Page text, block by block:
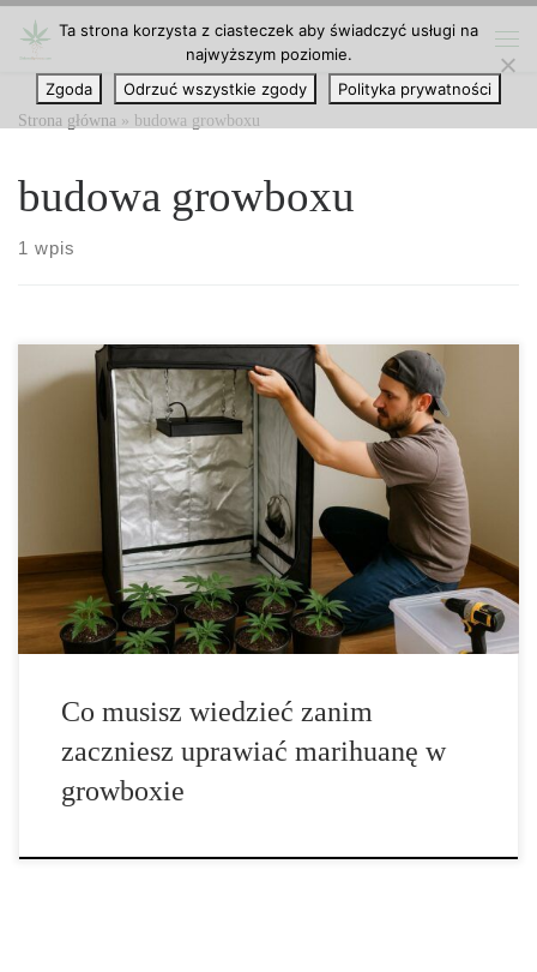
Przejdź do treści
Strona główna » budowa growboxu
budowa growboxu
1 wpis
Growbox – inteligentny ogród w domowym zaciszu Growbox to
wyjątkowe połączenie natury i technologii, które pozwala
prowadzić uprawę roślin w pełni kontrolowany sposób, bez
konieczności posiadania ogrodu czy balkonu. Ten kompaktowy
system indoor, nazywany również namiotem uprawowym,
umożliwia stworzenie doskonałych warunków do wzrostu roślin
przez cały rok. Dzięki nowoczesnym rozwiązaniom, […]
Co musisz wiedzieć zanim
zaczniesz uprawiać marihuanę w
growboxie
Ta strona korzysta z ciasteczek aby świadczyć usługi na
najwyższym poziomie.
Zgoda
Odrzuć wszystkie zgody Polityka prywatności